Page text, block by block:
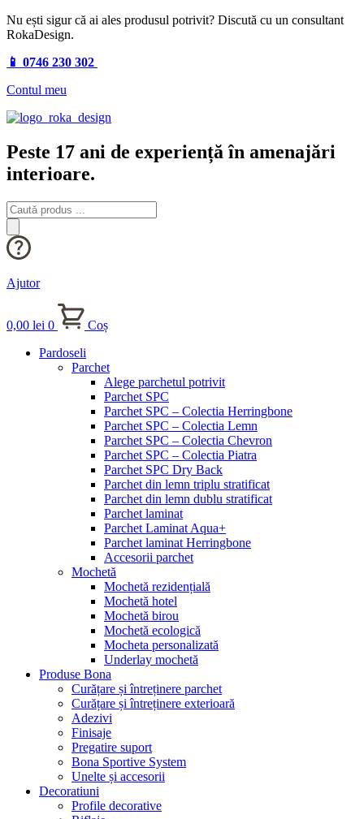
Nu ești sigur că ai ales produsul potrivit? Discută cu un consultant
RokaDesign.
📱 0746 230 302
Contul meu
Peste 17 ani de experiență în amenajări
interioare.
Products
search
Ajutor
0,00 lei 0
Coș
Pardoseli
Parchet
Alege parchetul potrivit
Parchet SPC
Parchet SPC – Colectia Herringbone
Parchet SPC – Colectia Lemn
Parchet SPC – Colectia Chevron
Parchet SPC – Colectia Piatra
Parchet SPC Dry Back
Parchet din lemn triplu stratificat
Parchet din lemn dublu stratificat
Parchet laminat
Parchet Laminat Aqua+
Parchet laminat Herringbone
Accesorii parchet
Mochetă
Mochetă rezidențială
Mochetă hotel
Mochetă birou
Mochetă ecologică
Mocheta personalizată
Underlay mochetă
Produse Bona
Curățare și întreținere parchet
Curățare și întreținere exterioară
Adezivi
Finisaje
Pregatire suport
Bona Sportive System
Unelte și accesorii
Decoratiuni
Profile decorative